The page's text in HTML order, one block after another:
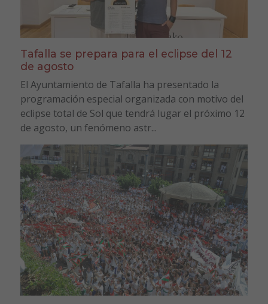
Tafalla se prepara para el eclipse del 12
de agosto
El Ayuntamiento de Tafalla ha presentado la
programación especial organizada con motivo del
eclipse total de Sol que tendrá lugar el próximo 12
de agosto, un fenómeno astr...